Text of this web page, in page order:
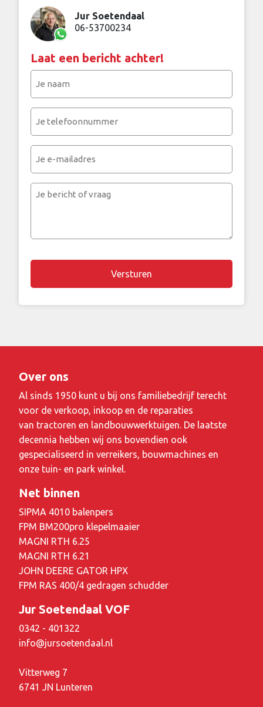
Jur Soetendaal
06-53700234
Laat een bericht achter!
(Vereist)
(Vereist)
mailadres
Je
Over ons
Al sinds 1950 kunt u bij ons familiebedrijf terecht
voor de verkoop, inkoop en de reparaties
van tractoren en landbouwwerktuigen. De laatste
decennia hebben wij ons bovendien ook
gespecialiseerd in verreikers, bouwmachines en
onze tuin- en park winkel.
Net binnen
SIPMA 4010 balenpers
FPM BM200pro klepelmaaier
MAGNI RTH 6.25
MAGNI RTH 6.21
JOHN DEERE GATOR HPX
FPM RAS 400/4 gedragen schudder
Jur Soetendaal VOF
0342 - 401322
info@jursoetendaal.nl
Vitterweg 7
6741 JN Lunteren